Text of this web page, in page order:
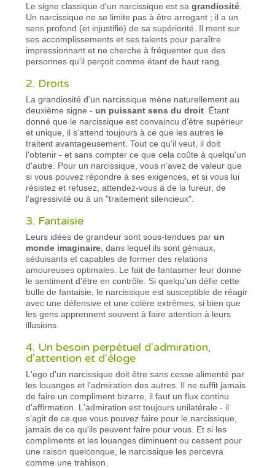
Le signe classique d'un narcissique est sagrandiosité
Un narcissique ne se limite pas à être arrogant ; il a un
sens profond (et injustifié) de sa supériorité. Il ment sur
ses accomplissements et ses talents pour paraître
impressionnant et ne cherche à fréquenter que des
personnes qu'il perçoit comme étant de haut rang.
2. Droits
La grandiosité d'un narcissique mène naturellement au
deuxième signe - un puissant sens du droit . Étant
donné que le narcissique est convaincu d'être supérieur
et unique, il s'attend toujours à ce que les autres le
traitent avantageusement. Tout ce qu'il veut, il doit
l'obtenir - et sans compter ce que cela coûte à quelqu'un
d'autre. Pour un narcissique, vous n'avez de valeur que
si vous pouvez répondre à ses exigences, et si vous lui
résistez et refusez, attendez-vous à de la fureur, de
l'agressivité ou à un "traitement silencieux".
3. Fantaisie
Leurs idées de grandeur sont sous-tendues par un
monde imaginaire , dans lequel ils sont géniaux,
séduisants et capables de former des relations
amoureuses optimales. Le fait de fantasmer leur donne
le sentiment d'être en contrôle. Si quelqu'un défie cette
bulle de fantaisie, le narcissique est susceptible de réagir
avec une défensive et une colère extrêmes, si bien que
les gens apprennent souvent à faire attention à leurs
illusions.
4. Un besoin perpétuel d'admiration,
d'attention et d'éloge
L'ego d'un narcissique doit être sans cesse alimenté par
les louanges et l'admiration des autres. Il ne suffit jamais
de faire un compliment bizarre, il faut un flux continu
d'affirmation. L'admiration est toujours unilatérale - il
s'agit de ce que vous pouvez faire pour le narcissique,
jamais de ce qu'ils peuvent faire pour vous. Et si les
compliments et les louanges diminuent ou cessent pour
une raison quelconque, le narcissique les percevra
comme une trahison.